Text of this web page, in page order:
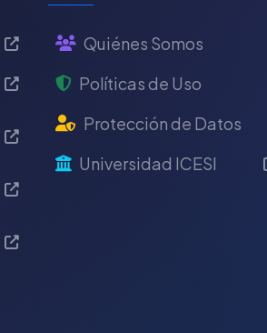
Quiénes Somos
Políticas de Uso
Protección de Datos
Universidad ICESI